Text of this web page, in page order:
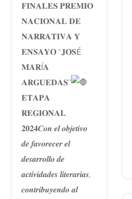
𝐅𝐈𝐍𝐀𝐋𝐄𝐒 𝐏𝐑𝐄𝐌𝐈𝐎
𝐍𝐀𝐂𝐈𝐎𝐍𝐀𝐋 𝐃𝐄
𝐍𝐀𝐑𝐑𝐀𝐓𝐈𝐕𝐀 𝐘
𝐄𝐍𝐒𝐀𝐘𝐎 “𝐉𝐎𝐒É
𝐌𝐀𝐑Í𝐀
𝐀𝐑𝐆𝐔𝐄𝐃𝐀𝐒”
𝐄𝐓𝐀𝐏𝐀
𝐑𝐄𝐆𝐈𝐎𝐍𝐀𝐋
𝟐𝟎𝟐𝟒𝑪𝒐𝒏 𝒆𝒍 𝒐𝒃𝒋𝒆𝒕𝒊𝒗𝒐
𝒅𝒆 𝒇𝒂𝒗𝒐𝒓𝒆𝒄𝒆𝒓 𝒆𝒍
𝒅𝒆𝒔𝒂𝒓𝒓𝒐𝒍𝒍𝒐 𝒅𝒆
𝒂𝒄𝒕𝒊𝒗𝒊𝒅𝒂𝒅𝒆𝒔 𝒍𝒊𝒕𝒆𝒓𝒂𝒓𝒊𝒂𝒔,
𝒄𝒐𝒏𝒕𝒓𝒊𝒃𝒖𝒚𝒆𝒏𝒅𝒐 𝒂𝒍